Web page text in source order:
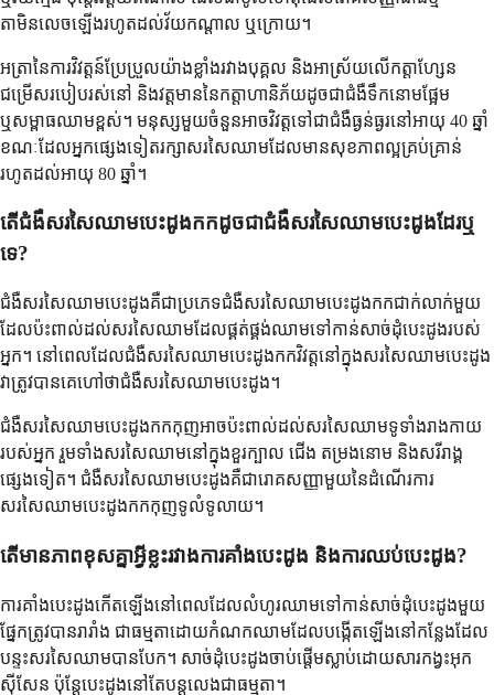
តាមិនលេចឡើងរហូតដល់វ័យកណ្តាល ឬក្រោយ។
អត្រានៃការវិវត្តន៍ប្រែប្រួលយ៉ាងខ្លាំងរវាងបុគ្គល និងអាស្រ័យលើកត្តាហ្សែន
ជម្រើសរបៀបរស់នៅ និងវត្តមាននៃកត្តាហានិភ័យដូចជាជំងឺទឹកនោមផ្អែម
ឬសម្ពាធឈាមខ្ពស់។ មនុស្សមួយចំនួនអាចវិវត្តទៅជាជំងឺធ្ងន់ធ្ងរនៅអាយុ 40 ឆ្នាំ
ខណៈដែលអ្នកផ្សេងទៀតរក្សាសរសៃឈាមដែលមានសុខភាពល្អគ្រប់គ្រាន់
រហូតដល់អាយុ 80 ឆ្នាំ។
តើជំងឺសរសៃឈាមបេះដូងកកដូចជាជំងឺសរសៃឈាមបេះដូងដែរឬ
ទេ?
ជំងឺសរសៃឈាមបេះដូងគឺជាប្រភេទជំងឺសរសៃឈាមបេះដូងកកជាក់លាក់មួយ
ដែលប៉ះពាល់ដល់សរសៃឈាមដែលផ្គត់ផ្គង់ឈាមទៅកាន់សាច់ដុំបេះដូងរបស់
អ្នក។ នៅពេលដែលជំងឺសរសៃឈាមបេះដូងកកវិវត្តនៅក្នុងសរសៃឈាមបេះដូង
វាត្រូវបានគេហៅថាជំងឺសរសៃឈាមបេះដូង។
ជំងឺសរសៃឈាមបេះដូងកកកុញអាចប៉ះពាល់ដល់សរសៃឈាមទូទាំងរាងកាយ
របស់អ្នក រួមទាំងសរសៃឈាមនៅក្នុងខួរក្បាល ជើង តម្រងនោម និងសរីរាង្គ
ផ្សេងទៀត។ ជំងឺសរសៃឈាមបេះដូងគឺជារោគសញ្ញាមួយនៃដំណើរការ
សរសៃឈាមបេះដូងកកកុញទូលំទូលាយ។
តើមានភាពខុសគ្នាអ្វីខ្លះរវាងការគាំងបេះដូង និងការឈប់បេះដូង?
ការគាំងបេះដូងកើតឡើងនៅពេលដែលលំហូរឈាមទៅកាន់សាច់ដុំបេះដូងមួយ
ផ្នែកត្រូវបានរារាំង ជាធម្មតាដោយកំណកឈាមដែលបង្កើតឡើងនៅកន្លែងដែល
បន្ទះសរសៃឈាមបានបែក។ សាច់ដុំបេះដូងចាប់ផ្តើមស្លាប់ដោយសារកង្វះអុក
ស៊ីសែន ប៉ុន្តែបេះដូងនៅតែបន្តលេងជាធម្មតា។